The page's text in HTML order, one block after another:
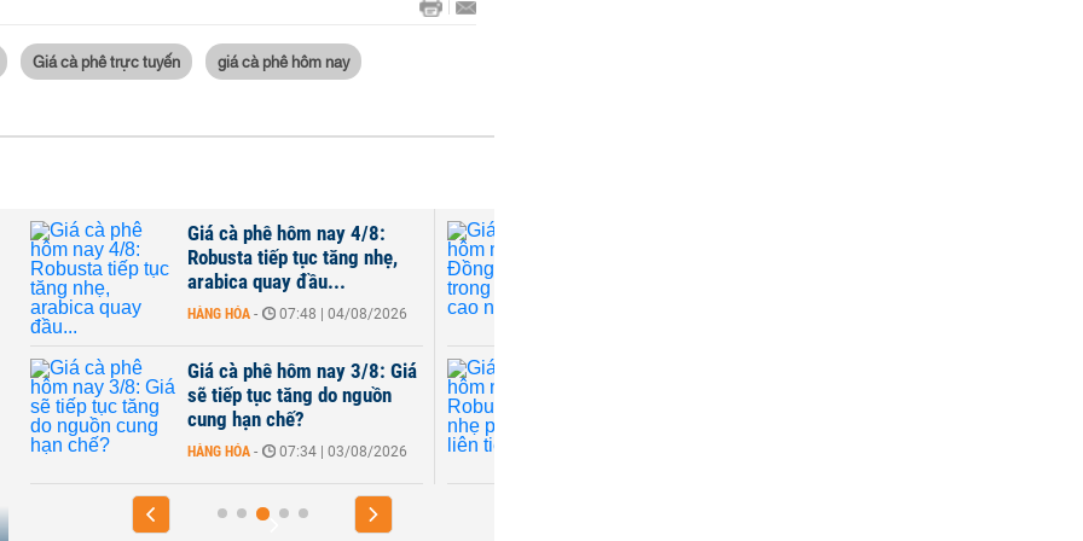
Giá cà phê trực tuyến giá cà phê hôm nay
Giá cà phê hôm nay 4/8:
Robusta tiếp tục tăng nhẹ,
arabica quay đầu...
HÀNG HÓA - 07:48 | 04/08/2026
Giá cà phê hôm nay 3/8: Giá
sẽ tiếp tục tăng do nguồn
cung hạn chế?
HÀNG HÓA - 07:34 | 03/08/2026